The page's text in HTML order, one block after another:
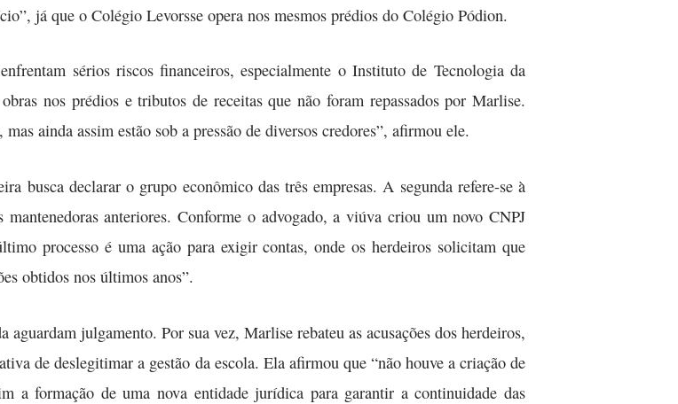
já que o Colégio Levorsse opera nos mesmos prédios do Colégio Pódion.
sérios riscos financeiros, especialmente o Instituto de Tecnologia da
nos prédios e tributos de receitas que não foram repassados por Marlise.
ainda assim estão sob a pressão de diversos credores”, afirmou ele.
busca declarar o grupo econômico das três empresas. A segunda refere-se à
anteriores. Conforme o advogado, a viúva criou um novo CNPJ
processo é uma ação para exigir contas, onde os herdeiros solicitam que
obtidos nos últimos anos”.
aguardam julgamento. Por sua vez, Marlise rebateu as acusações dos herdeiros,
de deslegitimar a gestão da escola. Ela afirmou que “não houve a criação de
a formação de uma nova entidade jurídica para garantir a continuidade das